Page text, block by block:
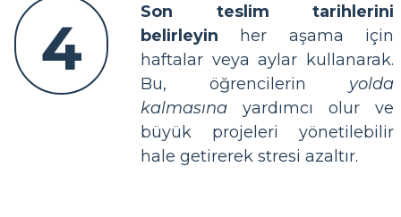
4
Son teslim tarihlerini
belirleyin her aşama için
haftalar veya aylar kullanarak.
Bu, öğrencilerin yolda
kalmasına yardımcı olur ve
büyük projeleri yönetilebilir
hale getirerek stresi azaltır.